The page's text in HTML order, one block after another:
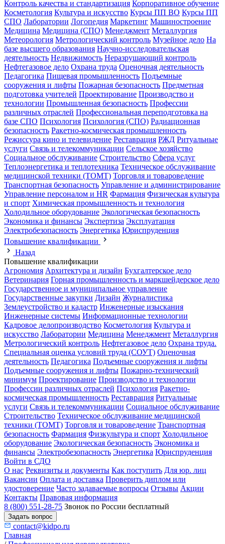
Контроль качества и стандартизация Корпоративное обучение
Косметология Культура и искусство Курсы ПП ВО Курсы ПП
СПО Лаборатории Логопедия Маркетинг Машиностроение
Медицина Медицина (СПО) Менеджмент Металлургия
Метеорология Метрологический контроль Музейное дело На
базе высшего образования Научно-исследовательская
деятельность Недвижимость Неразрушающий контроль
Нефтегазовое дело Охрана труда Оценочная деятельность
Педагогика Пищевая промышленность Подъемные
сооружения и лифты Пожарная безопасность Предметная
подготовка учителей Проектирование Производство и
технологии Промышленная безопасность Профессии
различных отраслей Профессиональная переподготовка на
базе СПО Психология Психология (СПО) Радиационная
безопасность Ракетно-космическая промышленность
Режиссура кино и телевидение Реставрация РЖД Ритуальные
услуги Связь и телекоммуникации Сельское хозяйство
Социальное обслуживание Строительство Сфера услуг
Теплоэнергетика и теплотехника Техническое обслуживание
медицинской техники (ТОМТ) Торговля и товароведение
Транспортная безопасность Управление и администрирование
Управление персоналом и HR Фармация Физическая культура
и спорт Химическая промышленность и технология
Холодильное оборудование Экологическая безопасность
Экономика и финансы Экспертиза Эксплуатация
Электробезопасность Энергетика Юриспруденция
Повышение квалификации
Назад
Повышение квалификации
Агрономия Архитектура и дизайн Бухгалтерское дело
Ветеринария Горная промышленность и маркшейдерское дело
Государственное и муниципальное управление
Государственные закупки Дизайн Журналистика
Землеустройство и кадастр Инженерные изыскания
Инженерные системы Информационные технологии
Кадровое делопроизводство Косметология Культура и
искусство Лаборатории Медицина Менеджмент Металлургия
Метрологический контроль Нефтегазовое дело Охрана труда.
Специальная оценка условий труда (СОУТ) Оценочная
деятельность Педагогика Подъемные сооружения и лифты
Подъемные сооружения и лифты Пожарно-технический
минимум Проектирование Производство и технологии
Профессии различных отраслей Психология Ракетно-
космическая промышленность Реставрация Ритуальные
услуги Связь и телекоммуникации Социальное обслуживание
Строительство Техническое обслуживание медицинской
техники (ТОМТ) Торговля и товароведение Транспортная
безопасность Фармация Физкультура и спорт Холодильное
оборудование Экологическая безопасность Экономика и
финансы Электробезопасность Энергетика Юриспруденция
Войти в СДО
О нас Реквизиты и документы Как поступить Для юр. лиц
Вакансии Оплата и доставка Проверить диплом или
удостоверение Часто задаваемые вопросы Отзывы Акции
Контакты Правовая информация
8 (800) 551-28-75 Звонок по России бесплатный
Задать вопрос
contact@kidpo.ru
Главная